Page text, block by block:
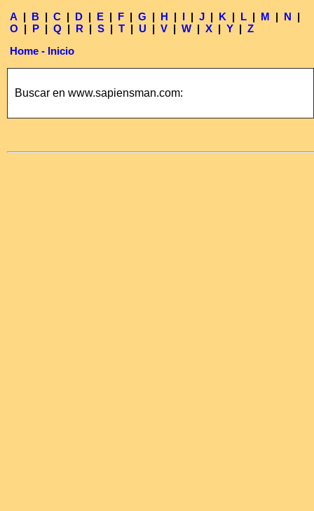
A | B | C | D | E | F | G | H | I | J | K | L | M | N |
O | P | Q | R | S | T | U | V | W | X | Y | Z
Home - Inicio
Buscar en www.sapiensman.com: